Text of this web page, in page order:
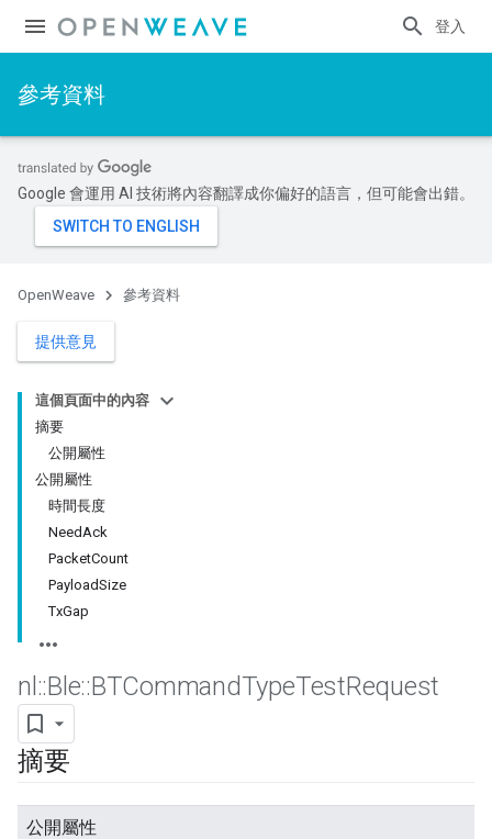
登入
參考資料
Google 會運用 AI 技術將內容翻譯成你偏好的語言，但可能會出錯。
OpenWeave 參考資料
提供意見
這個頁面中的內容
摘要
公開屬性
公開屬性
時間長度
NeedAck
PacketCount
PayloadSize
TxGap
nl ::Ble::BTCommandTypeTestRequest
摘要
公開屬性